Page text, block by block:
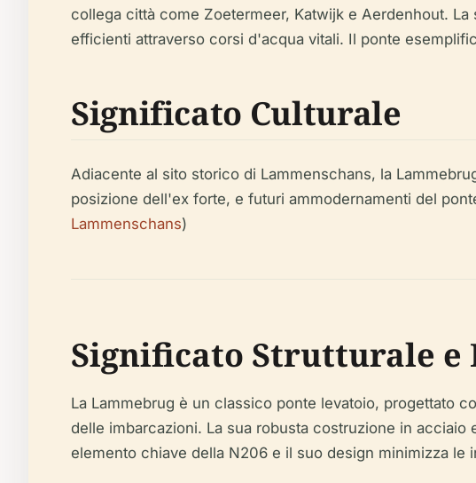
collega città come Zoetermeer, Katwijk e Aerdenhout.
efficienti attraverso corsi d'acqua vitali. Il ponte
Significato Culturale
Adiacente al sito storico di Lammenschans, la
posizione dell'ex forte, e futuri ammodernamenti del
Lammenschans)
Significato Strutturale e
La Lammebrug è un classico ponte levatoio, progettato
delle imbarcazioni. La sua robusta costruzione in
elemento chiave della N206 e il suo design minimizza